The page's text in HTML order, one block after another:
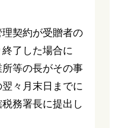
契約が受贈者の
了した場合に
等の長がその事
々月末日までに
務署長に提出し